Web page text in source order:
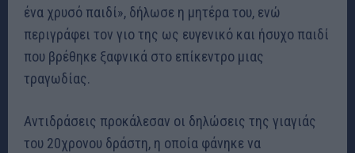
ένα χρυσό παιδί», δήλωσε η μητέρα του, ενώ
περιγράφει τον γιο της ως ευγενικό και ήσυχο παιδί
που βρέθηκε ξαφνικά στο επίκεντρο μιας
τραγωδίας.
Αντιδράσεις προκάλεσαν οι δηλώσεις της γιαγιάς
του 20χρονου δράστη, η οποία φάνηκε να